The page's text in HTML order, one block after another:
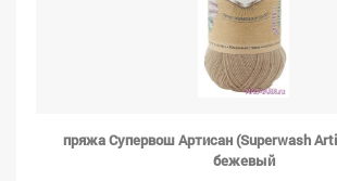
пряжа Супервош Артисан (Superwash
бежевый